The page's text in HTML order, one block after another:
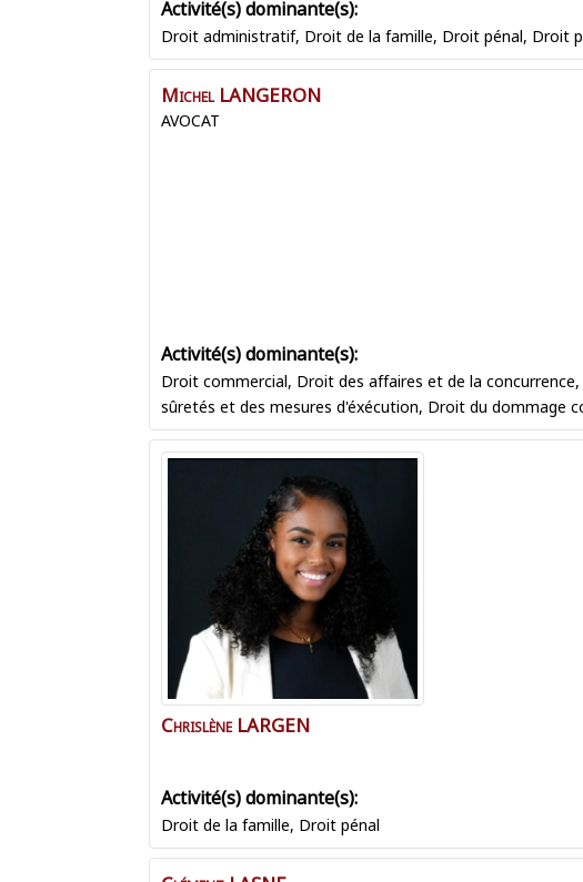
Droit administratif, Droit de la famille, Droit pénal, Droit
MichelLANGERON
AVOCAT
Droit commercial, Droit des affaires et de la concurrence,
sûretés et des mesures d'éxécution, Droit du dommage
ChrislèneLARGEN
Droit de la famille, Droit pénal